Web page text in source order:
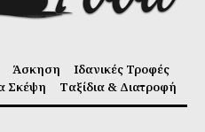
Άσκηση
Ιδανικές Τροφές
Σκέψη Ταξίδια & Διατροφή